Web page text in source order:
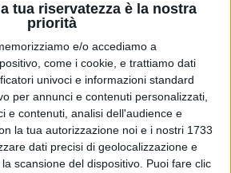
tua riservatezza è la nostra
priorità
e/o accediamo a
come i cookie, e trattiamo dati
univoci e informazioni standard
per annunci e contenuti personalizzati,
e contenuti, analisi dell'audience e
la tua autorizzazione noi e i nostri 1733
dati precisi di geolocalizzazione e
scansione del dispositivo. Puoi fare clic
annunciato la
e delle canzoni in gara a
30esima alla sesta. A
è stato solo il pubblico da